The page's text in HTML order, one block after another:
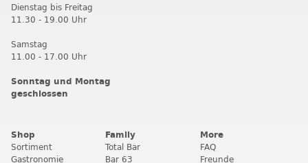
Dienstag bis Freitag
11.30 - 19.00 Uhr
Samstag
11.00 - 17.00 Uhr
Sonntag und Montag
geschlossen
Shop
Sortiment
Gastronomie
Family
Total Bar
Bar 63
More
FAQ
Freunde